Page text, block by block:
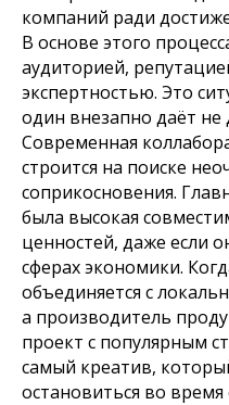
компаний ради
В основе этого
аудиторией,
экспертностью. Это
один внезапно даёт не
Современная
строится на поиске
соприкосновения.
была высокая
ценностей, даже если
сферах экономики.
объединяется с
а производитель
проект с популярным
самый креатив,
остановиться во время